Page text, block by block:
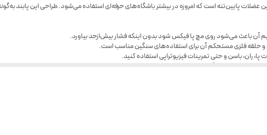
عضلات پایین‌تنه است که امروزه در بیشتر باشگاه‌های حرفه‌ای استفاده می‌شود. طراحی این پابند
باعث می‌شود روی مچ پا فیکس شود بدون اینکه فشار بیش‌ازحد بیاورد.
و حلقه فلزی مستحکم آن برای استفاده‌های سنگین مناسب است.
پا، ران، باسن و حتی تمرینات فیزیوتراپی استفاده کنید.
ساک ورزشی جا می‌گیرد.